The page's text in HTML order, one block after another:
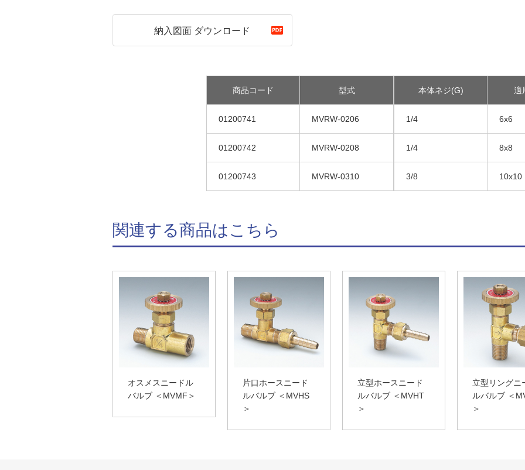
納入図面 ダウンロード
商品コード 型式
01200741 MVRW-0206
01200742 MVRW-0208
01200743 MVRW-0310
本体ネジ(G) 適
1/4 6x6
1/4 8x8
3/8 10x10
関連する商品はこちら
オスメスニードル
バルブ ＜MVMF＞
片口ホースニード
ルバルブ ＜MVHS
＞
立型ホースニード
ルバルブ ＜MVHT
＞
立型リングニ
ルバルブ ＜
＞